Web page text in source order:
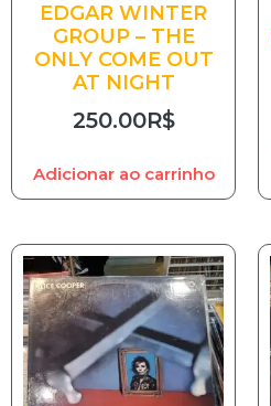
EDGAR WINTER
GROUP – THE
ONLY COME OUT
AT NIGHT
250.00R$
Adicionar ao carrinho